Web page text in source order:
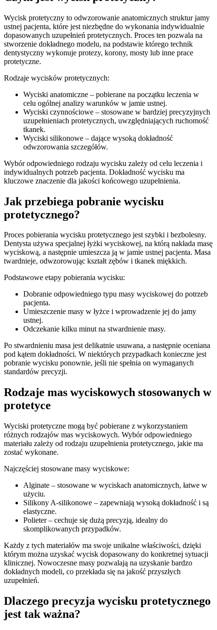
Wycisk protetyczny to odwzorowanie anatomicznych struktur jamy
ustnej pacjenta, które jest niezbędne do wykonania indywidualnie
dopasowanych uzupełnień protetycznych. Proces ten pozwala na
stworzenie dokładnego modelu, na podstawie którego technik
dentystyczny wykonuje protezy, korony, mosty lub inne prace
protetyczne.
Rodzaje wycisków protetycznych:
Wyciski anatomiczne – pobierane na początku leczenia w
celu ogólnej analizy warunków w jamie ustnej.
Wyciski czynnościowe – stosowane w bardziej precyzyjnych
uzupełnieniach protetycznych, uwzględniających ruchomość
tkanek.
Wyciski silikonowe – dające wysoką dokładność
odwzorowania szczegółów.
Wybór odpowiedniego rodzaju wycisku zależy od celu leczenia i
indywidualnych potrzeb pacjenta. Dokładność wycisku ma
kluczowe znaczenie dla jakości końcowego uzupełnienia.
Jak przebiega pobranie wycisku
protetycznego?
Proces pobierania wycisku protetycznego jest szybki i bezbolesny.
Dentysta używa specjalnej łyżki wyciskowej, na którą nakłada masę
wyciskową, a następnie umieszcza ją w jamie ustnej pacjenta. Masa
twardnieje, odwzorowując kształt zębów i tkanek miękkich.
Podstawowe etapy pobierania wycisku:
Dobranie odpowiedniego typu masy wyciskowej do potrzeb
pacjenta.
Umieszczenie masy w łyżce i wprowadzenie jej do jamy
ustnej.
Odczekanie kilku minut na stwardnienie masy.
Po stwardnieniu masa jest delikatnie usuwana, a następnie oceniana
pod kątem dokładności. W niektórych przypadkach konieczne jest
pobranie wycisku ponownie, jeśli nie spełnia on wymaganych
standardów precyzji.
Rodzaje mas wyciskowych stosowanych w
protetyce
Wyciski protetyczne mogą być pobierane z wykorzystaniem
różnych rodzajów mas wyciskowych. Wybór odpowiedniego
materiału zależy od rodzaju uzupełnienia protetycznego, jakie ma
zostać wykonane.
Najczęściej stosowane masy wyciskowe:
Alginate – stosowane w wyciskach anatomicznych, łatwe w
użyciu.
Silikony A-silikonowe – zapewniają wysoką dokładność i są
elastyczne.
Polieter – cechuje się dużą precyzją, idealny do
skomplikowanych przypadków.
Każdy z tych materiałów ma swoje unikalne właściwości, dzięki
którym można uzyskać wycisk dopasowany do konkretnej sytuacji
klinicznej. Nowoczesne masy pozwalają na uzyskanie bardzo
dokładnych modeli, co przekłada się na jakość przyszłych
uzupełnień.
Dlaczego precyzja wycisku protetycznego
jest tak ważna?